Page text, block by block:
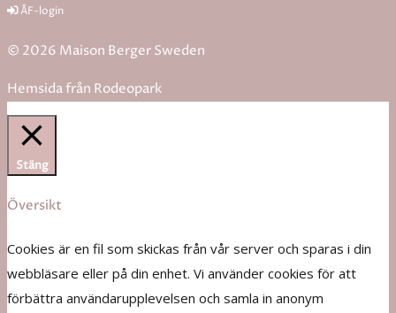
ÅF-login
© 2026 Maison Berger Sweden
Hemsida från Rodeopark
Stäng
Översikt
Cookies är en fil som skickas från vår server och sparas i din
webbläsare eller på din enhet. Vi använder cookies för att
förbättra användarupplevelsen och samla in anonym